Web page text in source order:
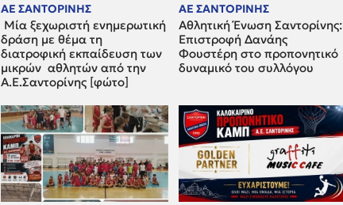
ΑΕ ΣΑΝΤΟΡΙΝΗΣ
Μία ξεχωριστή ενημερωτική
δράση με θέμα τη
διατροφική εκπαίδευση των
μικρών αθλητών από την
Α.Ε.Σαντορίνης [φώτο]
ΑΕ ΣΑΝΤΟΡΙΝΗΣ
Αθλητική Ένωση Σαντορίνης:
Επιστροφή Δανάης
Φουστέρη στο προπονητικό
δυναμικό του συλλόγου